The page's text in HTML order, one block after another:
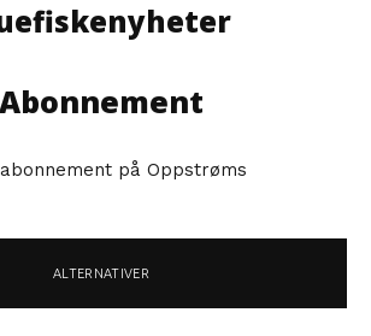
Abonnement
på Oppstrøms
ALTERNATIVER